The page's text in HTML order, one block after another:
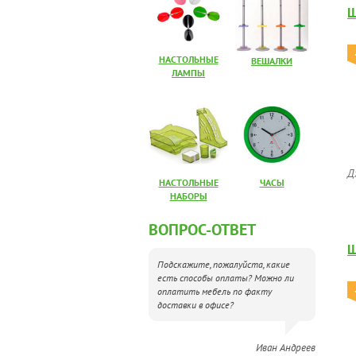
НАСТОЛЬНЫЕ
ЛАМПЫ
ВЕШАЛКИ
НАСТОЛЬНЫЕ
НАБОРЫ
ЧАСЫ
ВОПРОС-ОТВЕТ
Подскажите, пожалуйста, какие
есть способы оплаты? Можно ли
оплатить мебель по факту
доставки в офисе?
Иван Андреев